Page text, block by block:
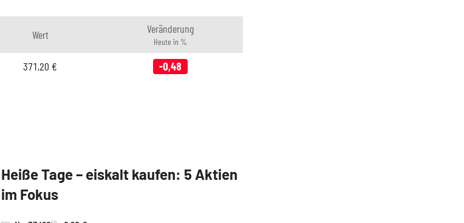
Wert Veränderung
Heute in %
371,20 € -0,48
Heiße Tage – eiskalt kaufen: 5 Aktien
im Fokus